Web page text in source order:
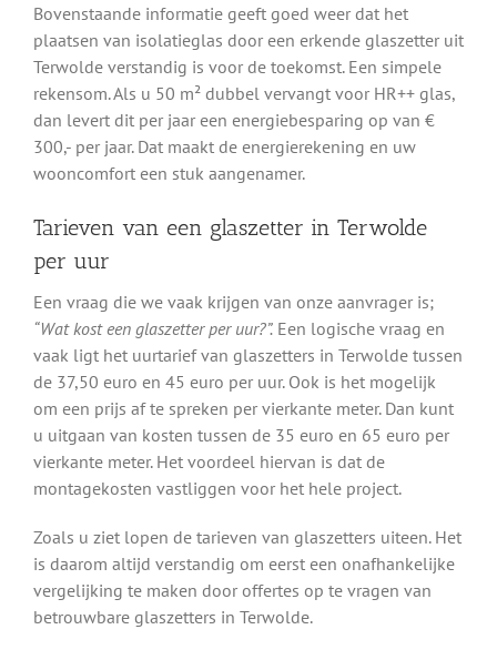
Bovenstaande informatie geeft goed weer dat het
plaatsen van isolatieglas door een erkende glaszetter uit
Terwolde verstandig is voor de toekomst. Een simpele
rekensom. Als u 50 m² dubbel vervangt voor HR++ glas,
dan levert dit per jaar een energiebesparing op van €
300,- per jaar. Dat maakt de energierekening en uw
wooncomfort een stuk aangenamer.
Tarieven van een glaszetter in Terwolde
per uur
Een vraag die we vaak krijgen van onze aanvrager is;
“Wat kost een glaszetter per uur?”. Een logische vraag en
vaak ligt het uurtarief van glaszetters in Terwolde tussen
de 37,50 euro en 45 euro per uur. Ook is het mogelijk
om een prijs af te spreken per vierkante meter. Dan kunt
u uitgaan van kosten tussen de 35 euro en 65 euro per
vierkante meter. Het voordeel hiervan is dat de
montagekosten vastliggen voor het hele project.
Zoals u ziet lopen de tarieven van glaszetters uiteen. Het
is daarom altijd verstandig om eerst een onafhankelijke
vergelijking te maken door offertes op te vragen van
betrouwbare glaszetters in Terwolde.